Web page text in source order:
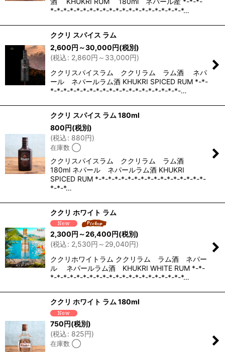
*-*-*-*-*-*-*-*-*-*-*-*-*-*-*-*-*-*-*-*-*…
ククリ スパイス ラム
2,600円 ～30,000円(税別)
(税込: 2,860円 ～33,000円)
ククリスパイスラム ククリラム ラム酒 ネパ
ール ネパールラム酒 KHUKRI SPICED RUM *-*-
*-*-*-*-*-*-*-*-*-*-*-*-*-*-*-*-*-*-*-*-…
ククリ スパイス ラム 180ml
800円(税別)
(税込: 880円)
在庫数 ◯
ククリスパイスラム ククリラム ラム酒
180ml ネパール ネパールラム酒 KHUKRI
SPICED RUM *-*-*-*-*-*-*-*-*-*-*-*-*-*-*-*-*-
*-*-*…
ククリ ホワイト ラム
2,300円 ～26,400円(税別)
(税込: 2,530円 ～29,040円)
ククリホワイトラム ククリラム ラム酒 ネパー
ル ネパールラム酒 KHUKRI WHITE RUM *-*-
*-*-*-*-*-*-*-*-*-*-*-*-*-*-*-*-*-*-*-*-*…
ククリ ホワイト ラム 180ml
750円(税別)
(税込: 825円)
在庫数 ◯